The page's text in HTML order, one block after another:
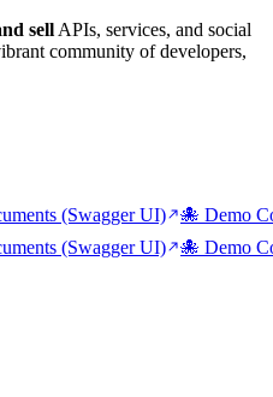
sell APIs, services, and social
community of developers,
(Swagger UI)
🐙 Demo
(Swagger UI) 🐙 Demo